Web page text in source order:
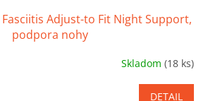
Fasciitis Adjust-to Fit Night Support,
podpora nohy
Skladom(18 ks)
DETAIL